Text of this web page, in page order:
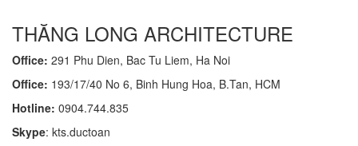
THĂNG LONG ARCHITECTURE
Office: 291 Phu Dien, Bac Tu Liem, Ha Noi
Office: 193/17/40 No 6, Binh Hung Hoa, B.Tan, HCM
Hotline: 0904.744.835
Skype: kts.ductoan